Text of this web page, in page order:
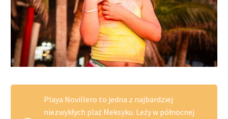
Playa Novillero to jedna z najbardziej
niezwykłych plaż Meksyku. Leży w północnej